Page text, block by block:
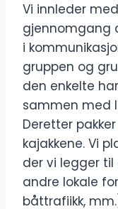
Vi innleder
gjennomgang
i
gruppen og
den enkelte
sammen med
Deretter
kajakkene. Vi
der vi legger
andre lokale
båttrafiikk,